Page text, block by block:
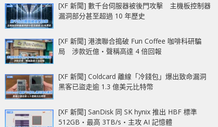
[XF 新聞] 數千台伺服器被後門攻擊 主機板控制器
漏洞部分甚至超過 10 年歷史
[XF 新聞] 港澳聯合搗破 Fun Coffee 咖啡科研騙
局 涉款近億‧聲稱高達 4 倍回報
[XF 新聞] Coldcard 離線「冷錢包」爆出致命漏洞
黑客已盜走逾 1.3 億美元比特幣
[XF 新聞] SanDisk 同 SK hynix 推出 HBF 標準
512GB‧最高 3TB/s‧主攻 AI 記憶體